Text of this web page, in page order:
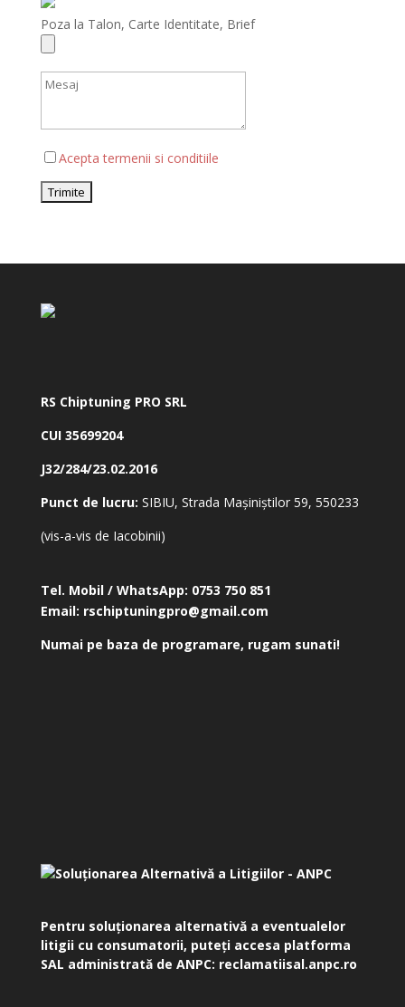
Poza la Talon, Carte Identitate, Brief
Acepta termenii si conditiile
RS Chiptuning PRO SRL
CUI 35699204
J32/284/23.02.2016
Punct de lucru: SIBIU, Strada Mașiniștilor 59, 550233
(vis-a-vis de Iacobinii)
Tel. Mobil / WhatsApp: 0753 750 851
Email: rschiptuningpro@gmail.com
Numai pe baza de programare, rugam sunati!
Pentru soluționarea alternativă a eventualelor
litigii cu consumatorii, puteți accesa platforma
SAL administrată de ANPC: reclamatiisal.anpc.ro